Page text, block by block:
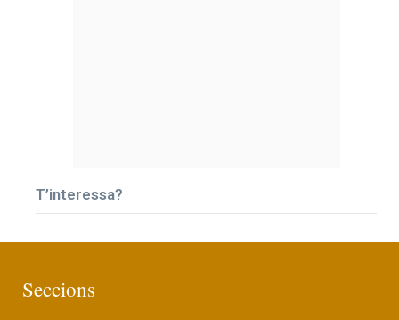
T’interessa?
Seccions